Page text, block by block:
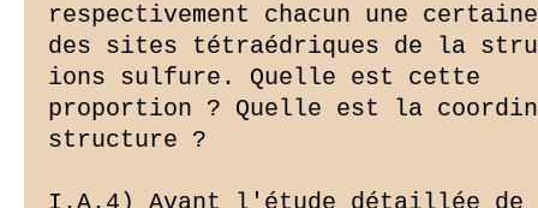
respectivement chacun une
des sites tétraédriques de la
ions sulfure. Quelle est cette
proportion ? Quelle est la
structure ?